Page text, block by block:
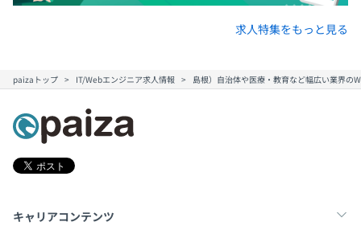
求人特集をもっと見る
paizaトップ IT/Webエンジニア求人情報 島根）自治体や医療・教育など幅広い業界
キャリアコンテンツ